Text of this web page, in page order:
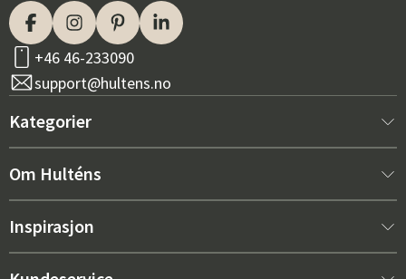
+46 46-233090
support@hultens.no
Kategorier
Nytt hos oss
Innredning
Om Hulténs
Om Hulténs
Inspirasjon
Bestselger